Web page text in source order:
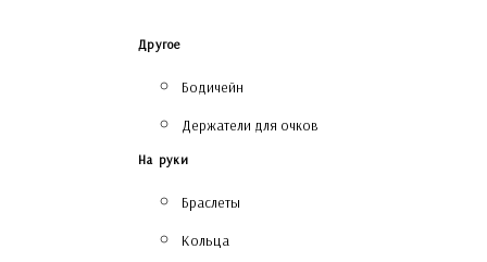
Другое
Бодичейн
Держатели для очков
На руки
Браслеты
Кольца